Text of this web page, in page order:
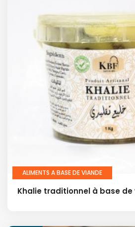
ALIMENTS A BASE DE VIANDE
Khalie traditionnel à base